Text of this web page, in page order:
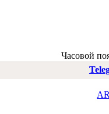
Часовой